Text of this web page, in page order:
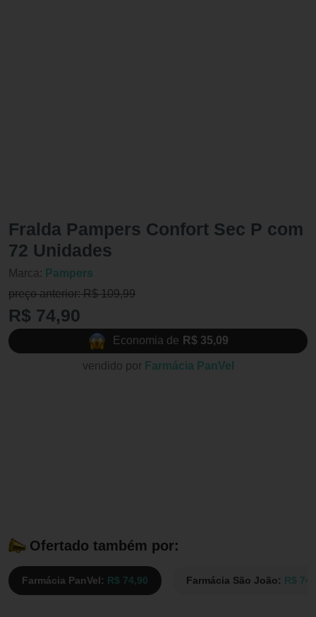
Fralda Pampers Confort Sec P com
72 Unidades
Marca: Pampers
preço anterior: R$ 109,99
R$ 74,90
Economia de R$ 35,09
vendido por Farmácia PanVel
Ofertado também por:
Farmácia PanVel: R$ 74,90 Farmácia São João: R$